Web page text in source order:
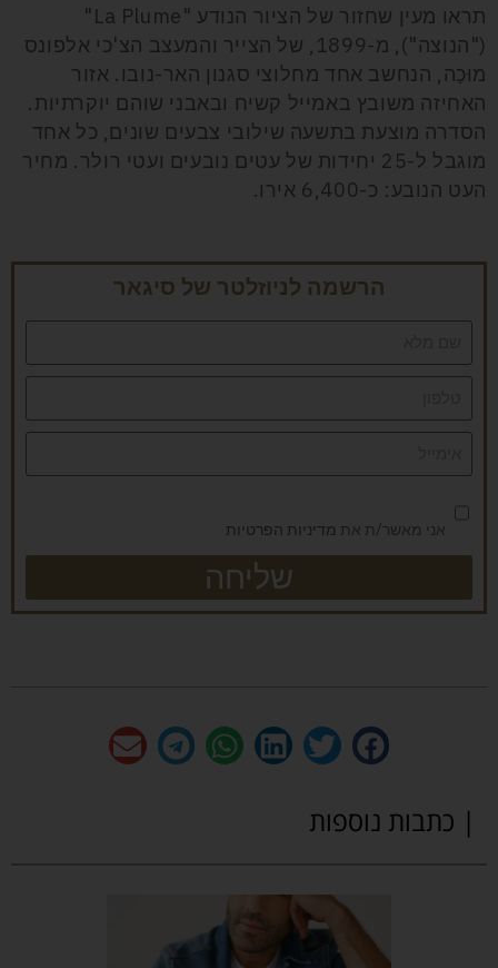
תראו מעין שחזור של הציור הנודע "La Plume"
("הנוצה"), מ-1899, של הצייר והמעצב הצ'כי אלפונס
מוּכַה, הנחשב אחד מחלוצי סגנון האר-נובו. אזור
האחיזה משובץ באמייל קשיח ובאבני שוהם יוקרתיות.
הסדרה מוצעת בתשעה שילובי צבעים שונים, כל אחד
מוגבל ל-25 יחידות של עטים נובעים ועטי רולר. מחיר
העט הנובע: כ-6,400 אירו.
הרשמה לניוזלטר של סיגאר
אני מאשר/ת את מדיניות הפרטיות
שליחה
| כתבות נוספות